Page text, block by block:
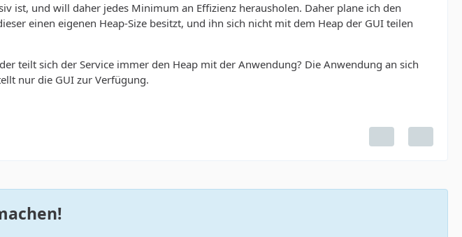
ist, und will daher jedes Minimum an Effizienz herausholen. Daher plane ich den
einen eigenen Heap-Size besitzt, und ihn sich nicht mit dem Heap der GUI teilen
teilt sich der Service immer den Heap mit der Anwendung? Die Anwendung an sich
nur die GUI zur Verfügung.